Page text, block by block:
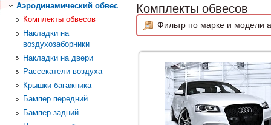
Комплекты обвесов
Фильтр по марке и модели
Аэродинамический обвес
Комплекты обвесов
Накладки на
воздухозаборники
Накладки на двери
Рассекатели воздуха
Крышки багажника
Бампер передний
Бампер задний